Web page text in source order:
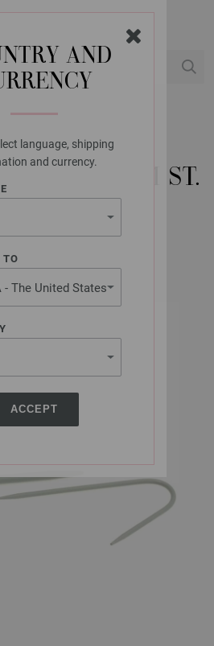
AND
language, shipping
and currency.
TO
- The United States
ACCEPT
GROSSA
I U-FORM ST.